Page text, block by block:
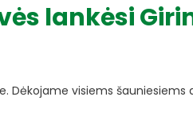
lankėsi
Dėkojame visiems šauniesiems